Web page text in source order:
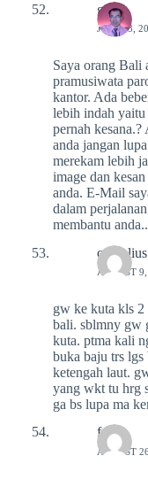
ged's
JULY 23,
Saya orang Bali
pramusiwata
kantor. Ada
lebih indah
pernah
anda jangan
merekam lebih
image dan
anda. E-Mail
dalam
membantu anda..
cornelius
AUGUST
gw ke kuta kls
bali. sblmny gw
kuta. ptma kali
buka baju trs
ketengah laut.
yang wkt tu hrg
ga bs lupa ma
febry
AUGUST